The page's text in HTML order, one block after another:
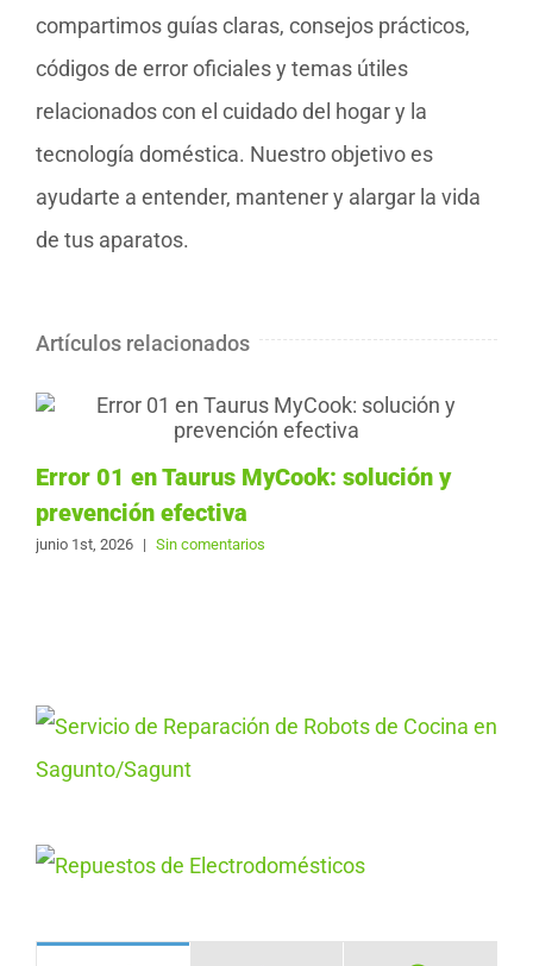
compartimos guías claras, consejos prácticos,
códigos de error oficiales y temas útiles
relacionados con el cuidado del hogar y la
tecnología doméstica. Nuestro objetivo es
ayudarte a entender, mantener y alargar la vida
de tus aparatos.
Artículos relacionados
Error 01 en Taurus MyCook: solución y
prevención efectiva
junio 1st, 2026 | Sin comentarios